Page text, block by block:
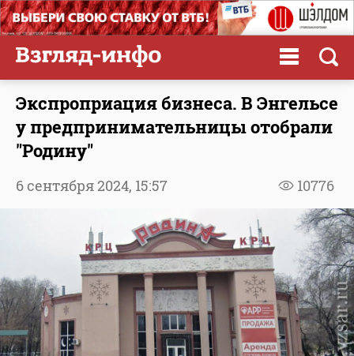
Экспроприация бизнеса. В Энгельсе
у предпринимательницы отобрали
"Родину"
10776
6 сентября 2024, 15:57